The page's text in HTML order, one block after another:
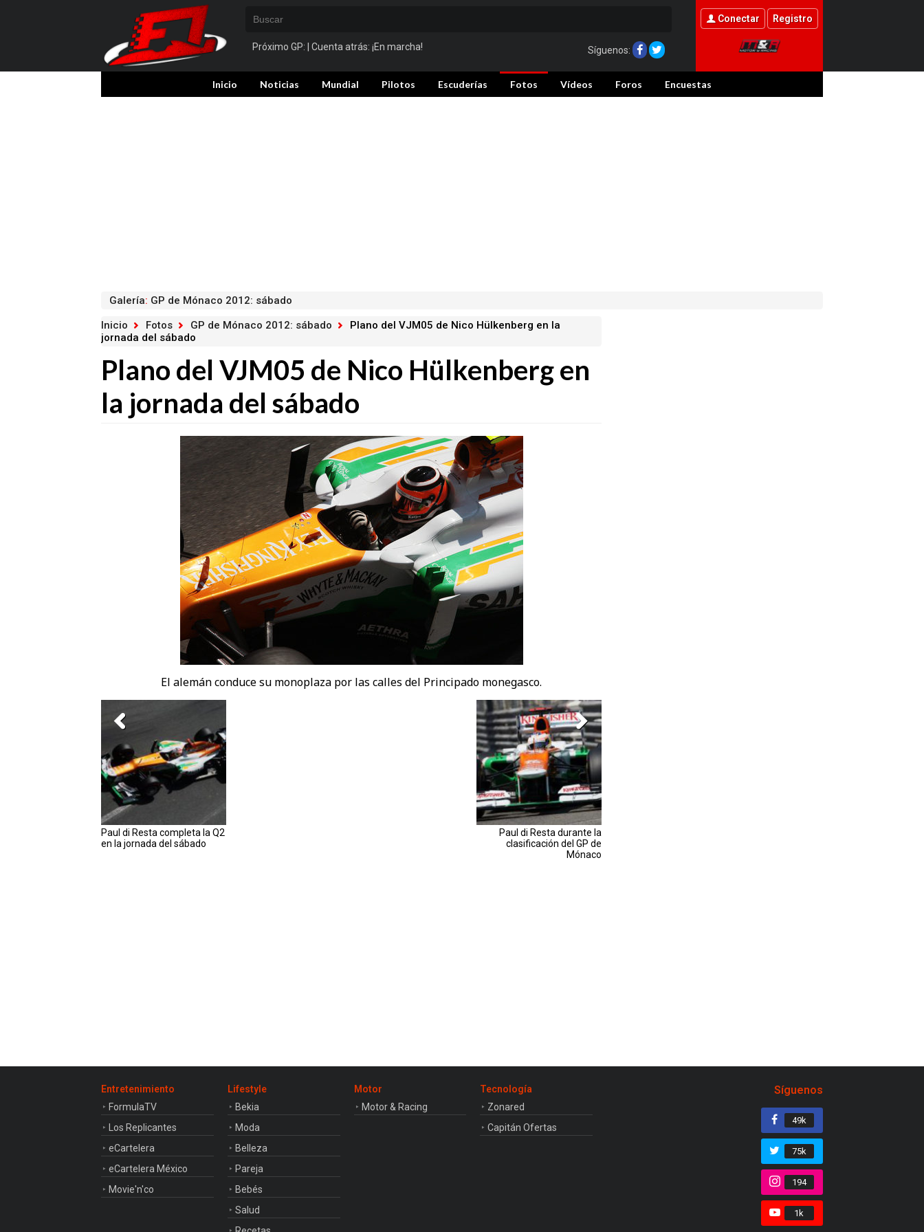
Próximo GP: | Cuenta atrás: ¡En marcha! Síguenos:
Conectar Registro
Inicio Noticias Mundial Pilotos Escuderías Fotos Vídeos Foros Encuestas
Galería: GP de Mónaco 2012: sábado
Inicio
Fotos GP de Mónaco 2012: sábado
Plano del VJM05 de Nico Hülkenberg en la
jornada del sábado
Plano del VJM05 de Nico Hülkenberg en
la jornada del sábado
El alemán conduce su monoplaza por las calles del Principado monegasco.
Paul di Resta completa la Q2
en la jornada del sábado
Paul di Resta durante la
clasificación del GP de
Mónaco
Entretenimiento
FormulaTV
Los Replicantes
eCartelera
eCartelera México
Movie'n'co
Lifestyle
Bekia
Moda
Belleza
Pareja
Bebés
Salud
Motor
Motor & Racing
Tecnología
Zonared
Capitán Ofertas
Síguenos
49k
75k
194
1k